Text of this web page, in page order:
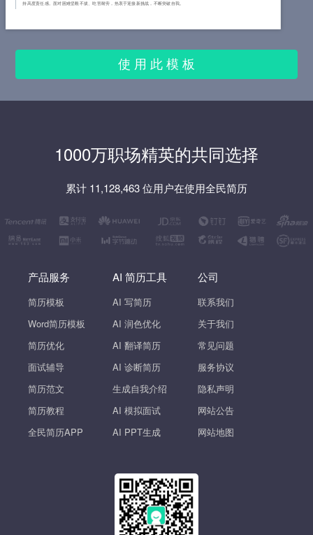
持高度责任感。面对困难坚毅不拔、吃苦耐劳，热衷于迎接新挑战，不断突破自我。
使 用 此 模 板
1000万职场精英的共同选择
累计 11,128,463 位用户在使用全民简历
产品服务
简历模板
Word简历模板
简历优化
面试辅导
简历范文
简历教程
全民简历APP
AI 简历工具
AI 写简历
AI 润色优化
AI 翻译简历
AI 诊断简历
生成自我介绍
AI 模拟面试
AI PPT生成
公司
联系我们
关于我们
常见问题
服务协议
隐私声明
网站公告
网站地图